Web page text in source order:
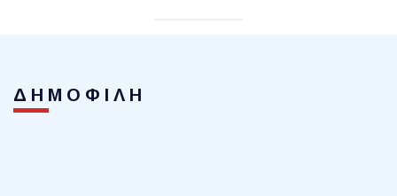
ΔΗΜΟΦΙΛΗ